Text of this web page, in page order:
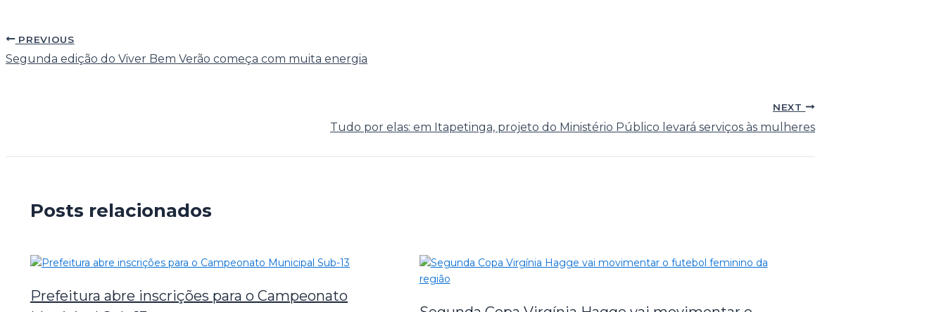
PREVIOUS
Segunda edição do Viver Bem Verão começa com muita energia
NEXT
Tudo por elas: em Itapetinga, projeto do Ministério Público levará serviços às mulheres
Posts relacionados
Prefeitura abre inscrições para o Campeonato